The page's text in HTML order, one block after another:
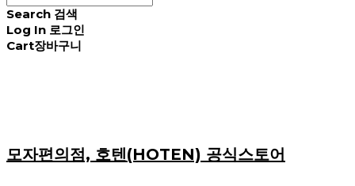
Search 검색
Log In 로그인
Cart장바구니
모자편의점, 호텐(HOTEN) 공식스토어